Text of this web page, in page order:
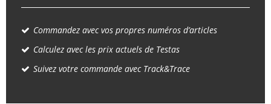
Commandez avec vos propres numéros d’articles
Calculez avec les prix actuels de Testas
Suivez votre commande avec Track&Trace